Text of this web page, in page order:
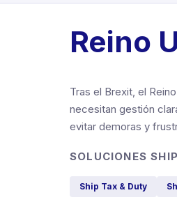
Reino
Tras el Brexit, el
necesitan gestión
evitar demoras y
SOLUCIONES
Ship Tax & Duty